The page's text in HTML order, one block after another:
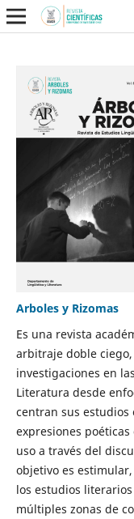
Arboles y Rizomas
Es una revista
arbitraje doble
investigaciones en
Literatura desde
centran sus estudios
expresiones
uso a través del
objetivo es
los estudios
múltiples zonas de